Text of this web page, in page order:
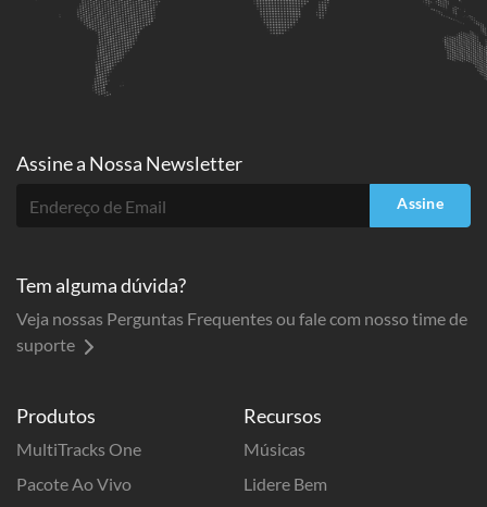
Produtos
MultiTracks One
Pacote Ao Vivo
Recursos
Músicas
Lidere Bem
Assine a Nossa Newsletter
Assine
Tem alguma dúvida?
Veja nossas Perguntas Frequentes ou fale com nosso time de
suporte